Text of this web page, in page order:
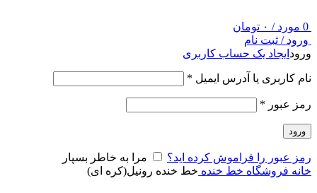
0 مورد / ۰ تومان
ورود / ثبت نام
ورود ایجاد یک حساب کاربری
نام کاربری یا آدرس ایمیل *
رمز عبور *
ورود
رمز عبور را فراموش کرده اید؟
مرا به خاطر بسپار
خانه فروشگاه خط خنده خط خنده رونیل(کره ای)